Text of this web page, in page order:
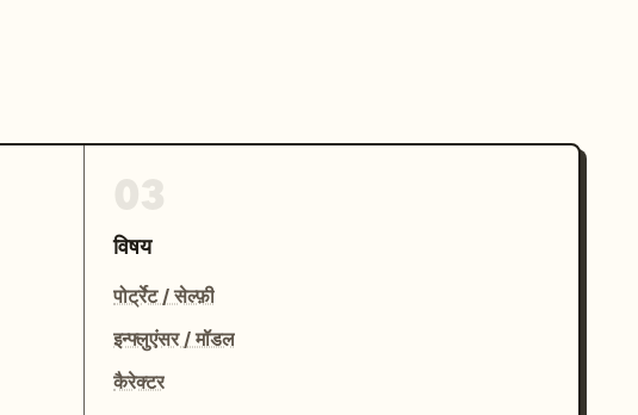
विषय
पोर्ट्रेट / सेल्फ़ी
इन्फ्लुएंसर / मॉडल
कैरेक्टर